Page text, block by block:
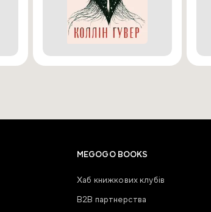
MEGOGO BOOKS
Хаб книжкових клубів
В2В партнерства